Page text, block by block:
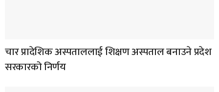
चार प्रादेशिक अस्पताललाई शिक्षण अस्पताल बनाउने प्रदेश
सरकारको निर्णय